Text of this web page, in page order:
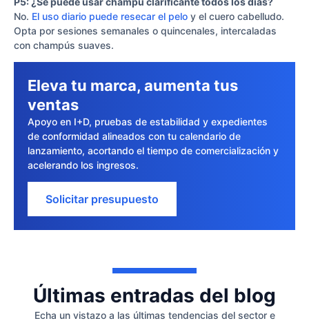
No. El uso diario puede resecar el pelo y el cuero cabelludo.
Opta por sesiones semanales o quincenales, intercaladas
con champús suaves.
Eleva tu marca, aumenta tus
ventas
Apoyo en I+D, pruebas de estabilidad y expedientes
de conformidad alineados con tu calendario de
lanzamiento, acortando el tiempo de comercialización y
acelerando los ingresos.
Solicitar presupuesto
Últimas entradas del blog
Echa un vistazo a las últimas tendencias del sector e